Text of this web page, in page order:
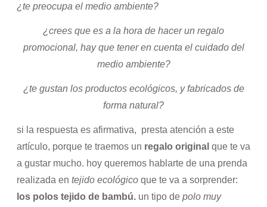
¿te preocupa el medio ambiente?
¿crees que es a la hora de hacer un regalo
promocional, hay que tener en cuenta el cuidado del
medio ambiente?
¿te gustan los productos ecológicos, y fabricados de
forma natural?
si la respuesta es afirmativa, presta atención a este
artículo, porque te traemos un regalo original que te va
a gustar mucho. hoy queremos hablarte de una prenda
realizada en tejido ecológico que te va a sorprender:
los polos tejido de bambú. un tipo de polo muy